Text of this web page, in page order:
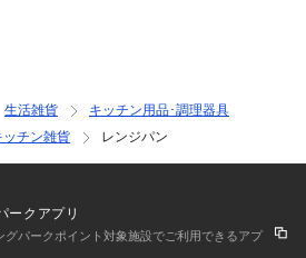
生活雑貨
キッチン用品･調理器具
ッチン雑貨
レンジパン
ークアプリ
グパークポイント対象施設でご利用できるアプ